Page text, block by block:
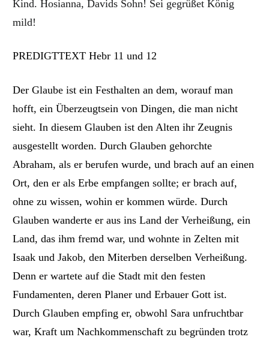
Kind. Hosianna, Davids Sohn! Sei gegrüßet König
mild!
PREDIGTTEXT Hebr 11 und 12
Der Glaube ist ein Festhalten an dem, worauf man
hofft, ein Überzeugtsein von Dingen, die man nicht
sieht. In diesem Glauben ist den Alten ihr Zeugnis
ausgestellt worden. Durch Glauben gehorchte
Abraham, als er berufen wurde, und brach auf an einen
Ort, den er als Erbe empfangen sollte; er brach auf,
ohne zu wissen, wohin er kommen würde. Durch
Glauben wanderte er aus ins Land der Verheißung, ein
Land, das ihm fremd war, und wohnte in Zelten mit
Isaak und Jakob, den Miterben derselben Verheißung.
Denn er wartete auf die Stadt mit den festen
Fundamenten, deren Planer und Erbauer Gott ist.
Durch Glauben empfing er, obwohl Sara unfruchtbar
war, Kraft um Nachkommenschaft zu begründen trotz